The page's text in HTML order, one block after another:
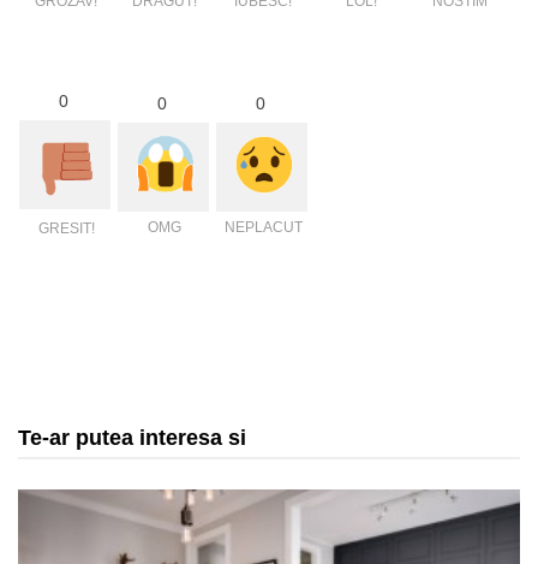
0
GRESIT!
0
OMG
0
NEPLACUT
Te-ar putea interesa si